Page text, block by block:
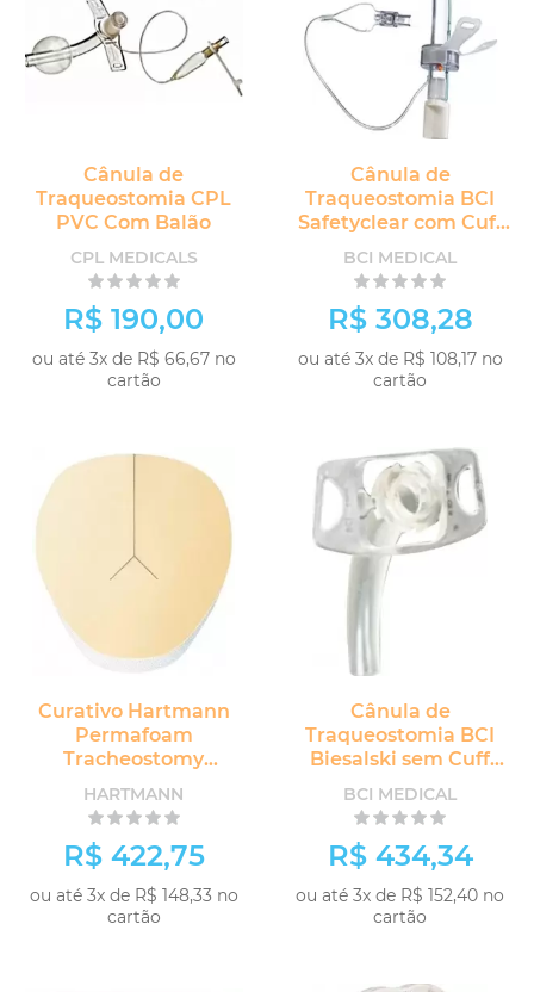
Cânula de
Traqueostomia CPL
PVC Com Balão
CPL MEDICALS
R$ 190,00
ou até 3x de R$ 66,67 no
cartão
Cânula de
Traqueostomia BCI
Safetyclear com Cuff
sem Fenestra
BCI MEDICAL
R$ 308,28
ou até 3x de R$ 108,17 no
cartão
Curativo Hartmann
Permafoam
Tracheostomy
Espuma para
Traqueostomia
HARTMANN
R$ 422,75
ou até 3x de R$ 148,33 no
cartão
Cânula de
Traqueostomia BCI
Biesalski sem Cuff
sem Fenestra
BCI MEDICAL
R$ 434,34
ou até 3x de R$ 152,40 no
cartão